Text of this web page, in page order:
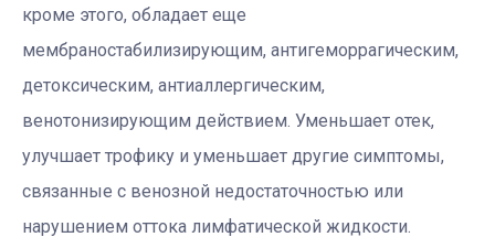
кроме этого, обладает еще
мембраностабилизирующим, антигеморрагическим,
детоксическим, антиаллергическим,
венотонизирующим действием. Уменьшает отек,
улучшает трофику и уменьшает другие симптомы,
связанные с венозной недостаточностью или
нарушением оттока лимфатической жидкости.